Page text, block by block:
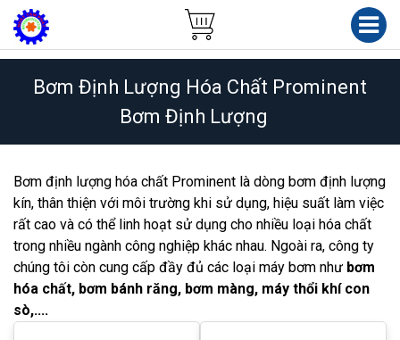
Bơm Định Lượng Hóa Chất Prominent
Bơm Định Lượng
Bơm định lượng hóa chất Prominent là dòng bơm định lượng
kín, thân thiện với môi trường khi sử dụng, hiệu suất làm việc
rất cao và có thể linh hoạt sử dụng cho nhiều loại hóa chất
trong nhiều ngành công nghiệp khác nhau. Ngoài ra, công ty
chúng tôi còn cung cấp đầy đủ các loại máy bơm như bơm
hóa chất, bơm bánh răng, bơm màng, máy thổi khí con
sò,....